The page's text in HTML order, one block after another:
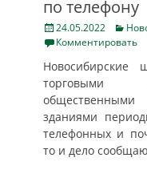
по телефону
Posted
on
24.05.2022
Комментировать
Новосибирские
торговыми
зданиями
телефонных и
то и дело